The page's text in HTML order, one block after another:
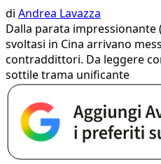
di Andrea Lavazza
Dalla parata
svoltasi in Cina arrivano
contraddittori. Da leggere
sottile trama unificante